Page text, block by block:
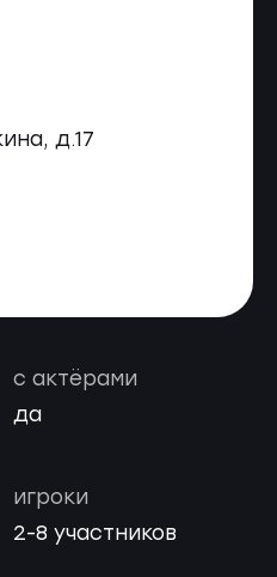
д.17
с актёрами
да
игроки
2-8 участников